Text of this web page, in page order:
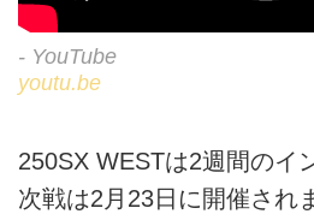
- YouTube
youtu.be
250SX WESTは2週間のイ
次戦は2月23日に開催され